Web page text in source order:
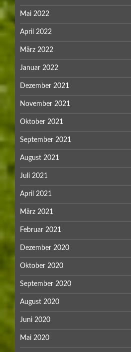
Mai 2022
April 2022
März 2022
Januar 2022
Dezember 2021
November 2021
Oktober 2021
September 2021
August 2021
Juli 2021
April 2021
März 2021
Februar 2021
Dezember 2020
Oktober 2020
September 2020
August 2020
Juni 2020
Mai 2020